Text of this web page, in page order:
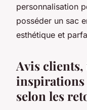
personnalisation
posséder un sac
esthétique et
Avis clients,
inspirations
selon les